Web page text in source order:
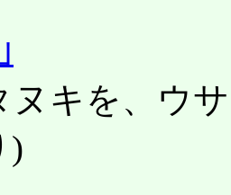
ヌキを、ウ
)